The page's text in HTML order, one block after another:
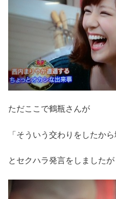
ただここで鶴瓶さんが
「そういう交わりをしたか
とセクハラ発言をしましたが